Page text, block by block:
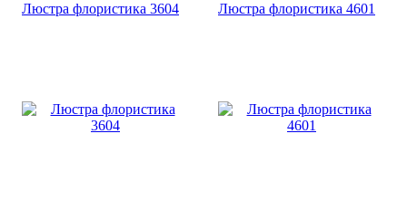
Люстра флористика 3604 Люстра флористика 4601